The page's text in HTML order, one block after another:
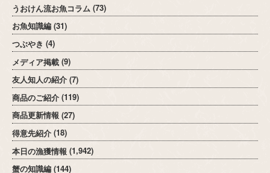
うおけん流お魚コラム (73)
お魚知識編 (31)
つぶやき (4)
メディア掲載 (9)
友人知人の紹介 (7)
商品のご紹介 (119)
商品更新情報 (27)
得意先紹介 (18)
本日の漁獲情報 (1,942)
蟹の知識編 (144)